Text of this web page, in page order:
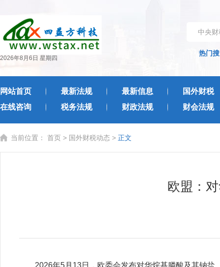
2026年8月6日 星期四
中央
热门
网站首页 最新法规 最新信息
国外财税
在线咨询
税务法规 财政法规 财会法规
当前位置： 首页 > 国外财税动态 > 正文
欧盟：
2026年5月13日，欧委会发布对华烷基膦酸及其钠盐